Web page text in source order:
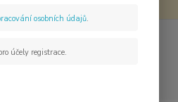
osobních údajů.
účely registrace.